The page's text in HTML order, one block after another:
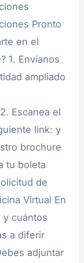
Pronto
en el
1. Envíanos
ampliado
Escanea el
link: y
brochure
tu boleta
de
Virtual En
y cuántos
a diferir
adjuntar